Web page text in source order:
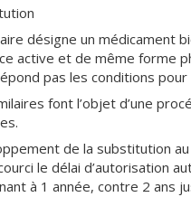
désigne un médicament
active et de même forme
pas les conditions
font l’objet d’une
de la substitution
le délai d’autorisation
à 1 année, contre 2 ans